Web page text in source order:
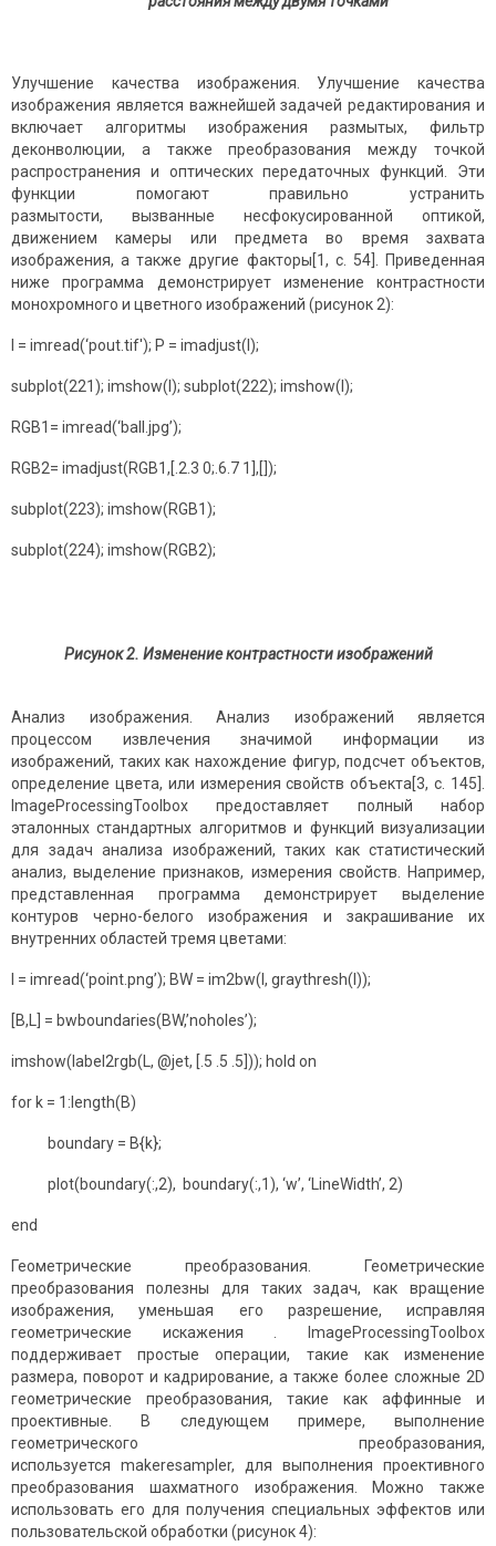
Улучшение качества изображения. Улучшение качества
изображения является важнейшей задачей редактирования и
включает алгоритмы изображения размытых, фильтр
деконволюции, а также преобразования между точкой
распространения и оптических передаточных функций. Эти
функции помогают правильно устранить
размытости, вызванные несфокусированной оптикой,
движением камеры или предмета во время захвата
изображения, а также другие факторы[1, с. 54]. Приведенная
ниже программа демонстрирует изменение контрастности
монохромного и цветного изображений (рисунок 2):
I = imread(‘pout.tif'); P = imadjust(I);
subplot(221); imshow(I); subplot(222); imshow(I);
RGB1= imread(‘ball.jpg’);
RGB2= imadjust(RGB1,[.2.3 0;.6.7 1],[]);
subplot(223); imshow(RGB1);
subplot(224); imshow(RGB2);
Рисунок 2. Изменение контрастности изображений
Анализ изображения. Анализ изображений является
процессом извлечения значимой информации из
изображений, таких как нахождение фигур, подсчет объектов,
определение цвета, или измерения свойств объекта[3, с. 145].
ImageProcessingToolbox предоставляет полный набор
эталонных стандартных алгоритмов и функций визуализации
для задач анализа изображений, таких как статистический
анализ, выделение признаков, измерения свойств. Например,
представленная программа демонстрирует выделение
контуров черно-белого изображения и закрашивание их
внутренних областей тремя цветами:
I = imread(‘point.png’); BW = im2bw(I, graythresh(I));
[B,L] = bwboundaries(BW,’noholes’);
imshow(label2rgb(L, @jet, [.5 .5 .5])); hold on
for k = 1:length(B)
boundary = B{k};
plot(boundary(:,2), boundary(:,1), ‘w’, ‘LineWidth’, 2)
end
Геометрические преобразования. Геометрические
преобразования полезны для таких задач, как вращение
изображения, уменьшая его разрешение, исправляя
геометрические искажения . ImageProcessingToolbox
поддерживает простые операции, такие как изменение
размера, поворот и кадрирование, а также более сложные 2D
геометрические преобразования, такие как аффинные и
проективные. В следующем примере, выполнение
геометрического преобразования,
используется makeresampler, для выполнения проективного
преобразования шахматного изображения. Можно также
использовать его для получения специальных эффектов или
пользовательской обработки (рисунок 4):